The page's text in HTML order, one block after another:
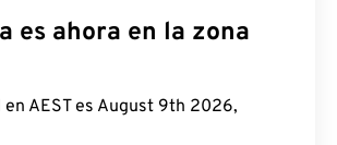
es ahora en la zona
en AEST es August 9th 2026,